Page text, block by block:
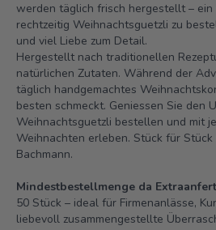
werden täglich frisch hergestellt –
rechtzeitig Weihnachtsguetzli zu
und viel Liebe zum Detail.
Hergestellt nach traditionellen
natürlichen Zutaten. Während der
täglich handgemachtes
besten schmeckt. Geniessen Sie den
Weihnachtsguetzli bestellen und mit
Weihnachten erleben. Stück für
Bachmann.
Mindestbestellmenge da
50 Stück – ideal für Firmenanlässe,
liebevoll zusammengestellte